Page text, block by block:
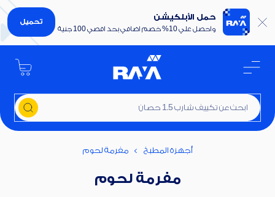
حمل الأبلكيشن
واحصل علي 10% خصم اضافي بحد اقصي 100 جنية
تحميل
ابحث عن تكييف شارب 1.5 حصان
أجهزة المطبخ مفرمة لحوم
مفرمة لحوم